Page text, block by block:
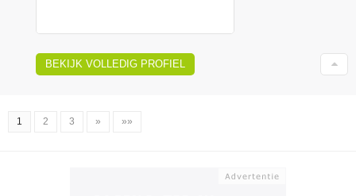
BEKIJK VOLLEDIG PROFIEL
1 2 3 » »»